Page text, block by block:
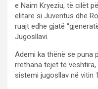
e Naim Kryeziu, të cilët
elitare si Juventus dhe
ruajt edhe gjatë
Jugosllavi.
Ademi ka thënë se puna
rrethana tejet të
sistemi jugosllav në vitin